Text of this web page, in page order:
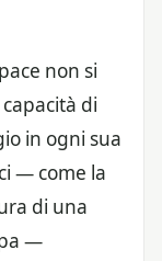
non si
di
in ogni sua
— come la
di una
—